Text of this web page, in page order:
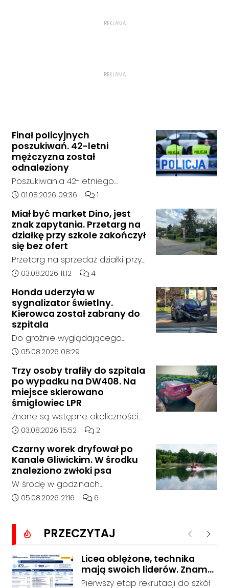
REKLAMA
REKLAMA
Finał policyjnych
poszukiwań. 42-letni
mężczyzna został
odnaleziony
Poszukiwania 42-letniego
mężczyzny zostały zakończone.
policja, został on odnaleziony w
sobotę, 1 sierpnia, na terenie
kompleksu leśnego w powiecie
raciborskim, w województwie
śląskim.
Data dodania artykułu:
01.08.2026 09:36 Liczba komentarzy artykułu:
1
Miał być market Dino, jest
znak zapytania. Przetarg na
działkę przy szkole zakończył
się bez ofert
Przetarg na sprzedaż działki przy
Zespole Szkół Technicznych i
Kędzierzynie-Koźlu zakończył się
bez rozstrzygnięcia. Mimo
wcześniejszego zainteresowania
terenem ze strony sieci Dino, do
postępowania nie zgłosił się
żaden oferent.
Data dodania artykułu:
03.08.2026 11:12 Liczba komentarzy artykułu:
4
Honda uderzyła w
sygnalizator świetlny.
Kierowca został zabrany do
szpitala
Do groźnie wyglądającego
zdarzenia drogowego doszło w
godziny 6:30 kierujący
samochodem marki Honda
zjechał z drogi i uderzył w
sygnalizator świetlny.
Data dodania artykułu:
05.08.2026 08:29
Trzy osoby trafiły do szpitala
po wypadku na DW408. Na
miejsce skierowano
śmigłowiec LPR
Znane są wstępne okoliczności
zdarzenia drogowego, do
14:30 na drodze wojewódzkiej nr
408 pomiędzy Starym Koźlem a
Bierawą.
Data dodania artykułu:
03.08.2026 15:52 Liczba komentarzy artykułu:
2
Czarny worek dryfował po
Kanale Gliwickim. W środku
znaleziono zwłoki psa
W środę w godzinach
popołudniowych służby zostały
Gliwicki po zgłoszeniu od
zaniepokojonego świadka.
Osoba zgłaszająca zauważyła
unoszący się na wodzie czarny
worek, którego zawartość
wzbudziła jej niepokój.
Data dodania artykułu:
05.08.2026 21:16 Liczba komentarzy artykułu:
6
PRZECZYTAJ Poprzednie
Licea oblężone, technika
mają swoich liderów. Znamy
wstępne wyniki rekrutacji do
Pierwszy etap rekrutacji do szkół